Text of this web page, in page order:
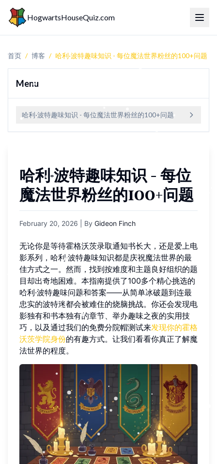
HogwartsHouseQuiz.com 切换
首页 / 博客 / 哈利·波特趣味知识 - 每位魔法世界粉丝的100+问题
Menu
哈利·波特趣味知识 - 每位魔法世界粉丝的100+问题
哈利·波特趣味知识 - 每位
魔法世界粉丝的100+问题
February 20, 2026 | By Gideon Finch
无论你是等待霍格沃茨录取通知书长大，还是爱上电
影系列，哈利·波特趣味知识都是庆祝魔法世界的最
佳方式之一。然而，找到按难度和主题良好组织的题
目却出奇地困难。本指南提供了100多个精心挑选的
哈利·波特趣味问题和答案——从简单冰破题到连最
忠实的波特迷都会被难住的烧脑挑战。你还会发现电
影独有和书本独有的章节、举办趣味之夜的实用技
巧，以及通过我们的免费分院帽测试来发现你的霍格
沃茨学院身份的有趣方式。让我们看看你真正了解魔
法世界的程度。